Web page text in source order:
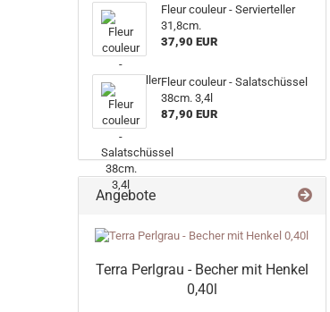
Fleur couleur - Servierteller
31,8cm.
37,90 EUR
Fleur couleur - Salatschüssel
38cm. 3,4l
87,90 EUR
Angebote
Terra Perlgrau - Becher mit Henkel
0,40l